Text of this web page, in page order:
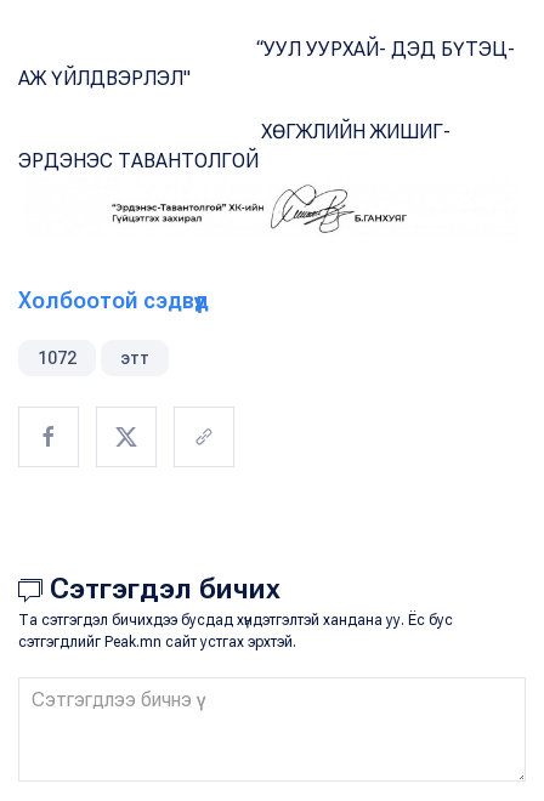
“УУЛ УУРХАЙ- ДЭД БҮТЭЦ-
АЖ ҮЙЛДВЭРЛЭЛ"
ХӨГЖЛИЙН ЖИШИГ-
ЭРДЭНЭС ТАВАНТОЛГОЙ
Холбоотой сэдвүүд
1072 этт
Сэтгэгдэл бичих
Та сэтгэгдэл бичихдээ бусдад хүндэтгэлтэй хандана уу. Ёс бус
сэтгэгдлийг Peak.mn сайт устгах эрхтэй.